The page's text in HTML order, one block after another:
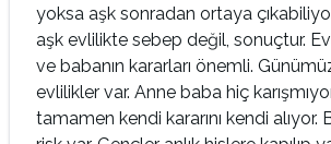
yoksa aşk sonradan ortaya
aşk evlilikte sebep değil, sonuçtur.
ve babanın kararları önemli.
evlilikler var. Anne baba hiç
tamamen kendi kararını kendi alıyor.